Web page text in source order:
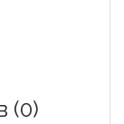
(0)